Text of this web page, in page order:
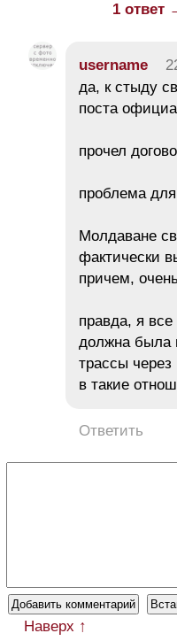
1 ответ
username
да, к стыду
поста
прочел
проблема
Молдаване
фактически
причем,
правда, я
должна была
трассы через
в такие
Ответить
Наверх ↑